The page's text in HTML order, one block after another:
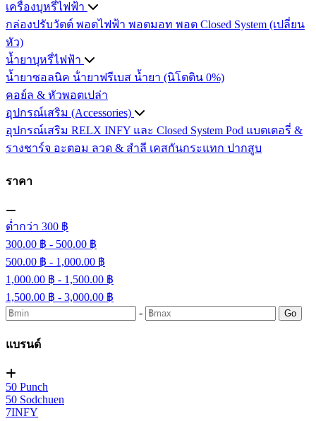
เครื่องบุหรี่ไฟฟ้า
กล่องปรับวัตต์ พอตไฟฟ้า พอตมอท พอต Closed System (เปลี่ยน
หัว)
น้ำยาบุหรี่ไฟฟ้า
น้ำยาซอลนิค น้ํายาฟรีเบส น้ำยา (นิโตติน 0%)
คอย์ล & หัวพอตเปล่า
อุปกรณ์เสริม (Accessories)
อุปกรณ์เสริม RELX INFY และ Closed System Pod แบตเตอรี่ &
รางชาร์จ อะตอม ลวด ​& สำลี เคสกันกระแทก ปากสูบ
ราคา
ต่ำกว่า 300 ฿
300.00 ฿ - 500.00 ฿
500.00 ฿ - 1,000.00 ฿
1,000.00 ฿ - 1,500.00 ฿
1,500.00 ฿ - 3,000.00 ฿
-
Go
แบรนด์
50 Punch
50 Sodchuen
7INFY